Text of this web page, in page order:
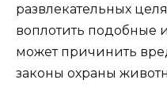
развлекательных
воплотить подобные
может причинить
законы охраны